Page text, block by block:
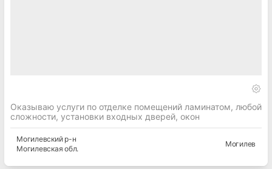
Оказываю услуги по отделке помещений ламинатом, любой
сложности, установки входных дверей, окон
Могилевскийр-н
Могилевская обл.
Могилев